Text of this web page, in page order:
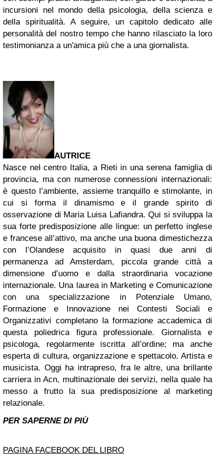
incursioni nel mondo della psicologia, della scienza e
della spiritualità. A seguire, un capitolo dedicato alle
personalità del nostro tempo che hanno rilasciato la loro
testimonianza a un'amica più che a una giornalista.
AUTRICE
Nasce nel centro Italia, a Rieti in una serena famiglia di
provincia, ma con numerose connessioni internazionali:
è questo l’ambiente, assieme tranquillo e stimolante, in
cui si forma il dinamismo e il grande spirito di
osservazione di Maria Luisa Lafiandra. Qui si sviluppa la
sua forte predisposizione alle lingue: un perfetto inglese
e francese all’attivo, ma anche una buona dimestichezza
con l’Olandese acquisito in quasi due anni di
permanenza ad Amsterdam, piccola grande città a
dimensione d’uomo e dalla straordinaria vocazione
internazionale. Una laurea in Marketing e Comunicazione
con una specializzazione in Potenziale Umano,
Formazione e Innovazione nei Contesti Sociali e
Organizzativi completano la formazione accademica di
questa poliedrica figura professionale. Giornalista e
psicologa, regolarmente iscritta all’ordine; ma anche
esperta di cultura, organizzazione e spettacolo. Artista e
musicista. Oggi ha intrapreso, fra le altre, una brillante
carriera in Acn, multinazionale dei servizi, nella quale ha
messo a frutto la sua predisposizione al marketing
relazionale.
PER SAPERNE DI PIÙ
PAGINA FACEBOOK DEL LIBRO